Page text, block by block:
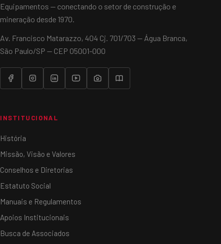
Equipamentos — conectando o setor de construção e
mineração desde 1970.
Av. Francisco Matarazzo, 404 Cj. 701/703 — Água Branca,
São Paulo/SP — CEP 05001-000
INSTITUCIONAL
História
Missão, Visão e Valores
Conselhos e Diretorias
Estatuto Social
Manuais e Regulamentos
Apoios Institucionais
Busca de Associados